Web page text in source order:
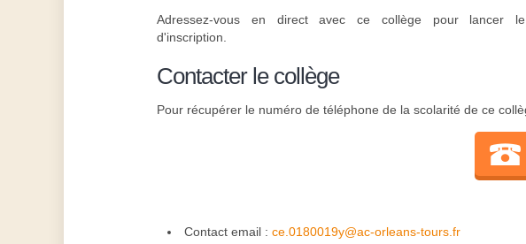
Adressez-vous en direct avec ce collège pour lancer
d'inscription.
Contacter le collège
Pour récupérer le numéro de téléphone de la scolarité de ce
Contact email : ce.0180019y@ac-orleans-tours.fr